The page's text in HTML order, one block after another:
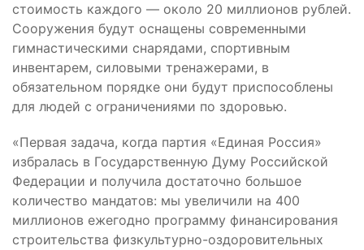
стоимость каждого — около 20 миллионов рублей.
Сооружения будут оснащены современными
гимнастическими снарядами, спортивным
инвентарем, силовыми тренажерами, в
обязательном порядке они будут приспособлены
для людей с ограничениями по здоровью.
«Первая задача, когда партия «Единая Россия»
избралась в Государственную Думу Российской
Федерации и получила достаточно большое
количество мандатов: мы увеличили на 400
миллионов ежегодно программу финансирования
строительства физкультурно-оздоровительных